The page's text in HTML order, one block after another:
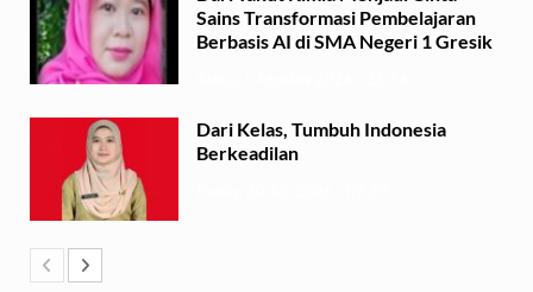
Sains Transformasi Pembelajaran
Berbasis AI di SMA Negeri 1 Gresik
Dari Kelas, Tumbuh Indonesia
Berkeadilan